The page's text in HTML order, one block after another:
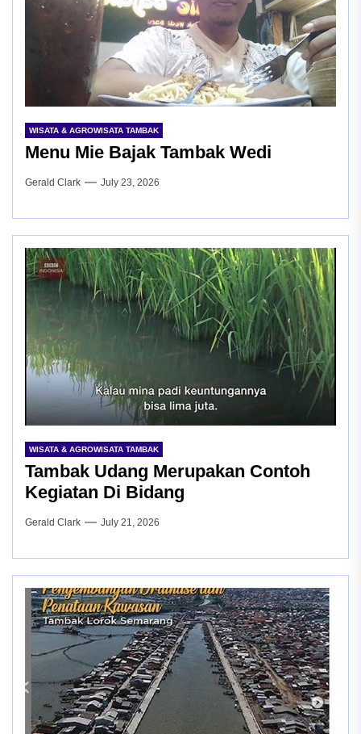
WISATA & AGROWISATA TAMBAK
Menu Mie Bajak Tambak Wedi
Gerald Clark July 23, 2026
WISATA & AGROWISATA TAMBAK
Tambak Udang Merupakan Contoh
Kegiatan Di Bidang
Gerald Clark July 21, 2026